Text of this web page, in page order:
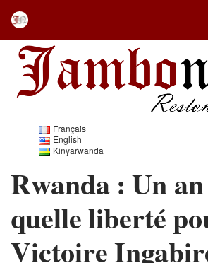
Français
English
Kinyarwanda
Rwanda : Un
quelle liberté
Victoire